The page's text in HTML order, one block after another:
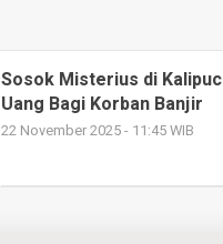
Sosok Misterius di
Uang Bagi Korban Banjir
22 November 2025 - 11:45 WIB